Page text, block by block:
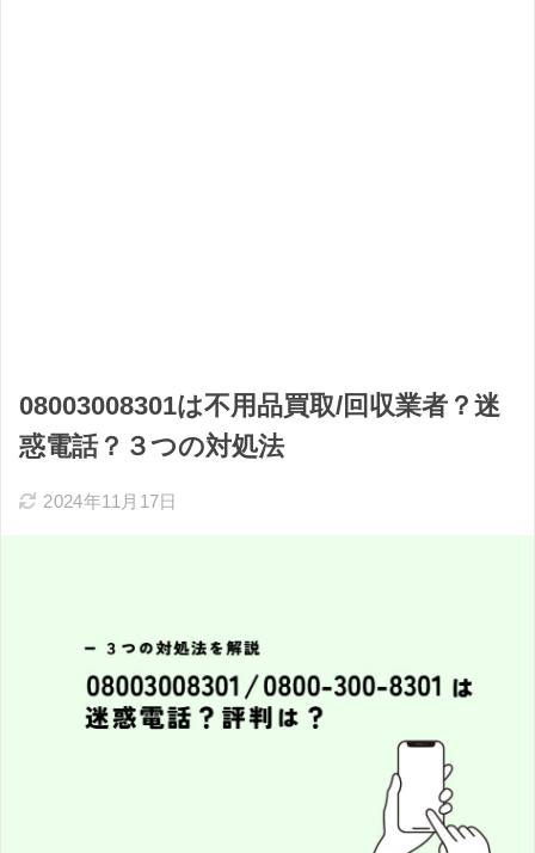
08003008301は不用品買取/回収業者？迷
惑電話？３つの対処法
2024年11月17日